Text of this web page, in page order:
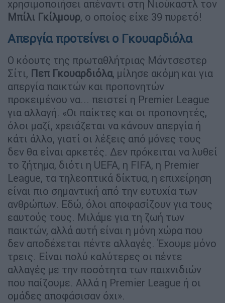
χρησιμοποιήσει απέναντι στη Νιούκαστλ τον
Μπίλι Γκίλμουρ, ο οποίος είχε 39 πυρετό!
Απεργία προτείνει ο Γκουαρδιόλα
O κόουτς της πρωταθλήτριας Μάντσεστερ
Σίτι, Πεπ Γκουαρδιόλα, μίλησε ακόμη και για
απεργία παικτών και προπονητών
προκειμένου να... πειστεί η Premier League
για αλλαγή. «Οι παίκτες και οι προπονητές,
όλοι μαζί, χρειάζεται να κάνουν απεργία ή
κάτι άλλο, γιατί οι λέξεις από μόνες τους
δεν θα είναι αρκετές. Δεν πρόκειται να λυθεί
το ζήτημα, διότι η UEFA, η FIFA, η Premier
League, τα τηλεοπτικά δίκτυα, η επιχείρηση
είναι πιο σημαντική από την ευτυχία των
ανθρώπων. Εδώ, όλοι αποφασίζουν για τους
εαυτούς τους. Μιλάμε για τη ζωή των
παικτών, αλλά αυτή είναι η μόνη χώρα που
δεν αποδέχεται πέντε αλλαγές. Έχουμε μόνο
τρεις. Είναι πολύ καλύτερες οι πέντε
αλλαγές με την ποσότητα των παιχνιδιών
που παίζουμε. Αλλά η Premier League ή οι
ομάδες αποφάσισαν όχι».